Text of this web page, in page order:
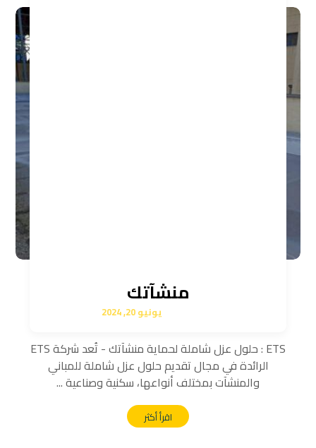
منشآتك
يونيو 20, 2024
ETS : حلول عزل شاملة لحماية منشآتك - تُعد شركة ETS
الرائدة في مجال تقديم حلول عزل شاملة للمباني
والمنشآت بمختلف أنواعها، سكنية وصناعية ...
اقرأ أكثر